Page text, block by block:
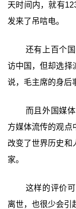
天时间内，就有
发来了吊唁电。
还有上百个
访中国，但却选择
说，毛主席的身后
而且外国媒
方媒体流传的观点
改变了世界历史和
家。
这样的评价
离世，也很少会引